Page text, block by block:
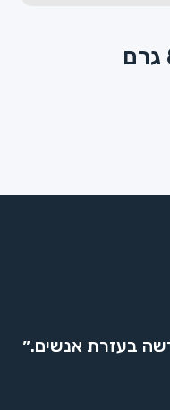
בעזרת אנשים.״